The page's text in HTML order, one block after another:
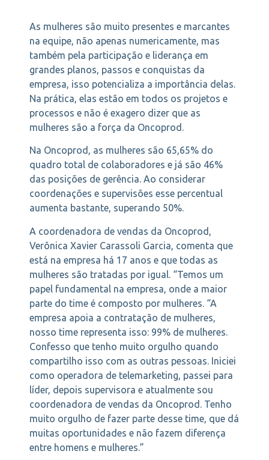
As mulheres são muito presentes e marcantes
na equipe, não apenas numericamente, mas
também pela participação e liderança em
grandes planos, passos e conquistas da
empresa, isso potencializa a importância delas.
Na prática, elas estão em todos os projetos e
processos e não é exagero dizer que as
mulheres são a força da Oncoprod.
Na Oncoprod, as mulheres são 65,65% do
quadro total de colaboradores e já são 46%
das posições de gerência. Ao considerar
coordenações e supervisões esse percentual
aumenta bastante, superando 50%.
A coordenadora de vendas da Oncoprod,
Verônica Xavier Carassoli Garcia, comenta que
está na empresa há 17 anos e que todas as
mulheres são tratadas por igual. “Temos um
papel fundamental na empresa, onde a maior
parte do time é composto por mulheres. “A
empresa apoia a contratação de mulheres,
nosso time representa isso: 99% de mulheres.
Confesso que tenho muito orgulho quando
compartilho isso com as outras pessoas. Iniciei
como operadora de telemarketing, passei para
líder, depois supervisora e atualmente sou
coordenadora de vendas da Oncoprod. Tenho
muito orgulho de fazer parte desse time, que dá
muitas oportunidades e não fazem diferença
entre homens e mulheres.”